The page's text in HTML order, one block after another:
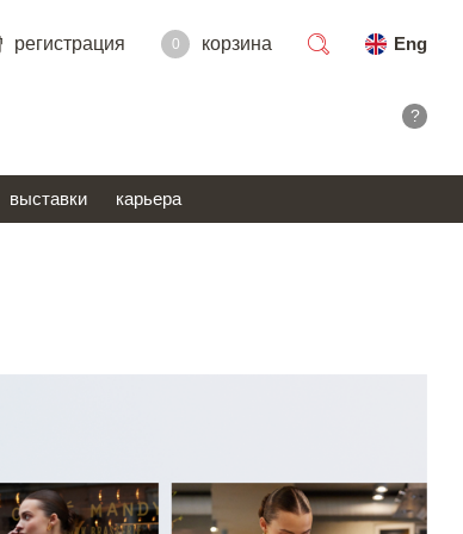
регистрация 0 корзина
Eng
?
выставки карьера